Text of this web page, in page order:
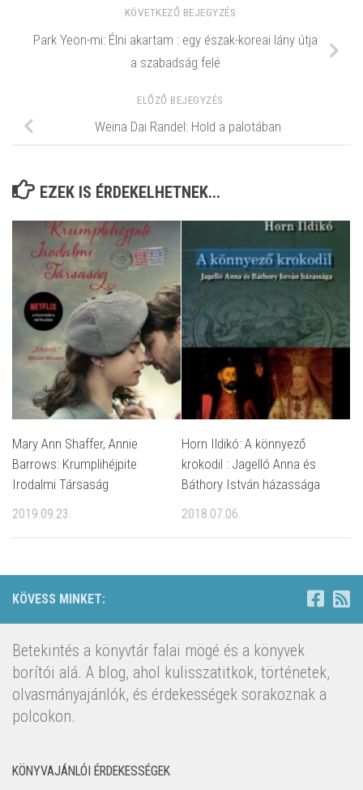
KÖVETKEZŐ BEJEGYZÉS
Park Yeon-mi: Élni akartam : egy észak-koreai lány útja
a szabadság felé
ELŐZŐ BEJEGYZÉS
Weina Dai Randel: Hold a palotában
EZEK IS ÉRDEKELHETNEK...
Mary Ann Shaffer, Annie
Barrows: Krumplihéjpite ​
Irodalmi Társaság
2019.09.23.
Horn Ildikó: A könnyező
krokodil : Jagelló Anna és
Báthory István házassága
2018.07.06.
KÖVESS MINKET:
Betekintés a könyvtár falai mögé és a könyvek
borítói alá. A blog, ahol kulisszatitkok, történetek,
olvasmányajánlók, és érdekességek sorakoznak a
polcokon.
KÖNYVAJÁNLÓI ÉRDEKESSÉGEK